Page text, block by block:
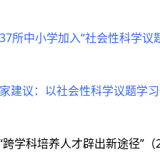
37所中小学加入“社会性科学议
建议：以社会性科学议题学
跨学科培养人才辟出新途径” （